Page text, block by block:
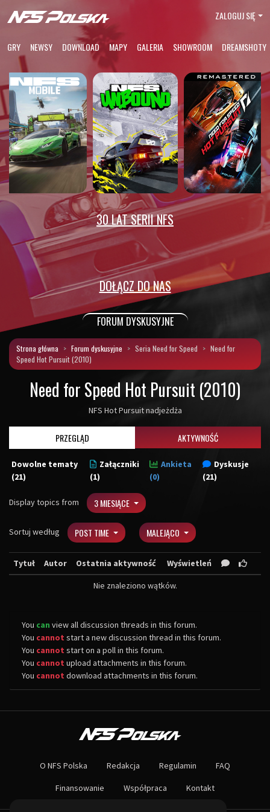
GRY NEWSY DOWNLOAD MAPY GALERIA SHOWROOM DREAMSHOTY
ZALOGUJ SIĘ
30 LAT SERII NFS
DOŁĄCZ DO NAS
FORUM DYSKUSYJNE
Strona główna Forum dyskusyjne Seria Need for Speed
Need for
Speed Hot Pursuit (2010)
Need for Speed Hot Pursuit (2010)
NFS Hot Pursuit nadjeżdża
PRZEGLĄD AKTYWNOŚĆ
Dowolne tematy
(21)
Załączniki
(1)
Ankieta
(0)
Dyskusje
(21)
Display topics from 3 MIESIĄCE
Sortuj według POST TIME MALEJĄCO
Tytuł Autor Ostatnia aktywność Wyświetleń
Nie znaleziono wątków.
You can view all discussion threads in this forum.
You cannot start a new discussion thread in this forum.
You cannot start on a poll in this forum.
You cannot upload attachments in this forum.
You cannot download attachments in this forum.
Największa społeczność Need for Speed w Polsce! Znajdziesz u nas
Nie czekaj dłużej - wstąp do naszej społeczności! Czekamy na ciebie!
O NFS Polska Redakcja Regulamin FAQ
Finansowanie Współpraca Kontakt